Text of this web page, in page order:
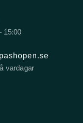
15:00
vardagar